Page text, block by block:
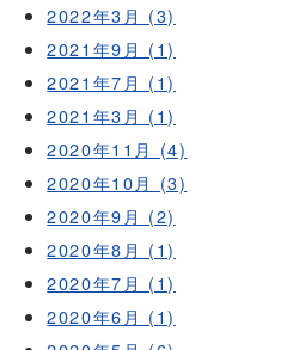
2022年3月 (3)
2021年9月 (1)
2021年7月 (1)
2021年3月 (1)
2020年11月 (4)
2020年10月 (3)
2020年9月 (2)
2020年8月 (1)
2020年7月 (1)
2020年6月 (1)